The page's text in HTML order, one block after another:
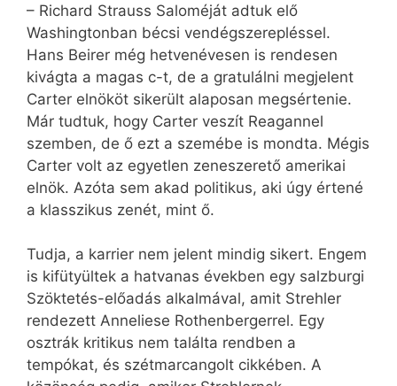
– Richard Strauss Saloméját adtuk elő
Washingtonban bécsi vendégszerepléssel.
Hans Beirer még hetvenévesen is rendesen
kivágta a magas c-t, de a gratulálni megjelent
Carter elnököt sikerült alaposan megsértenie.
Már tudtuk, hogy Carter veszít Reagannel
szemben, de ő ezt a szemébe is mondta. Mégis
Carter volt az egyetlen zeneszerető amerikai
elnök. Azóta sem akad politikus, aki úgy értené
a klasszikus zenét, mint ő.
Tudja, a karrier nem jelent mindig sikert. Engem
is kifütyültek a hatvanas években egy salzburgi
Szöktetés-előadás alkalmával, amit Strehler
rendezett Anneliese Rothenbergerrel. Egy
osztrák kritikus nem találta rendben a
tempókat, és szétmarcangolt cikkében. A